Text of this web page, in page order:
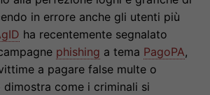
in errore anche gli utenti più
ha recentemente segnalato
phishing a tema PagoPA,
a pagare false multe o
come i criminali si